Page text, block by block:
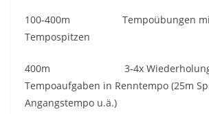
100-400m Tempoübungen mit
Tempospitzen
400m 3-4x
Tempoaufgaben in Renntempo (25m
Angangstempo u.ä.)